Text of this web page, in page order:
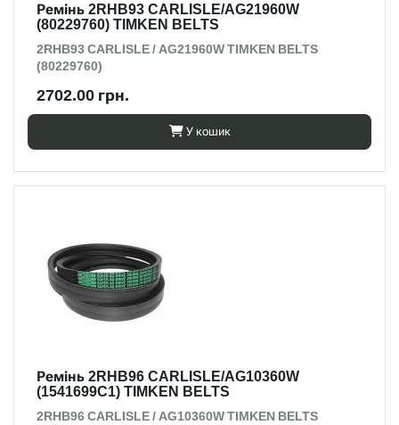
Ремінь 2RHB93 CARLISLE/AG21960W
(80229760) TIMKEN BELTS
2RHB93 CARLISLE / AG21960W TIMKEN BELTS
(80229760)
2702.00 грн.
У кошик
Ремінь 2RHB96 CARLISLE/AG10360W
(1541699C1) TIMKEN BELTS
2RHB96 CARLISLE / AG10360W TIMKEN BELTS